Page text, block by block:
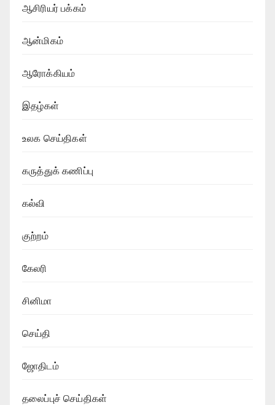
ஆசிரியர் பக்கம்
ஆன்மிகம்
ஆரோக்கியம்
இதழ்கள்
உலக செய்திகள்
கருத்துக் கணிப்பு
கல்வி
குற்றம்
கேலரி
சினிமா
செய்தி
ஜோதிடம்
தலைப்புச் செய்திகள்